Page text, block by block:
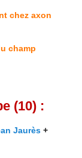
chez axon
champ
(10) :
Jaurès +